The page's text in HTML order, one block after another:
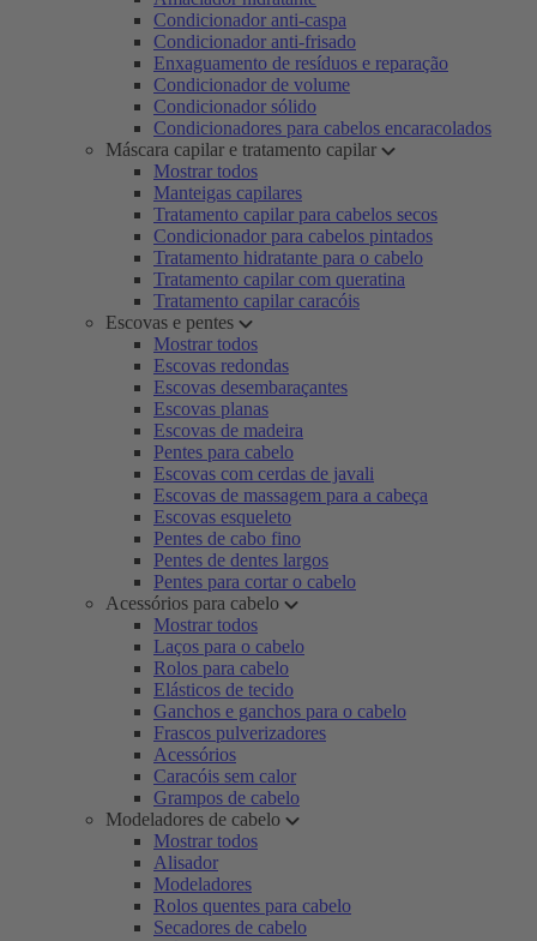
Condicionador anti-caspa
Condicionador anti-frisado
Enxaguamento de resíduos e reparação
Condicionador de volume
Condicionador sólido
Condicionadores para cabelos encaracolados
Máscara capilar e tratamento capilar
Mostrar todos
Manteigas capilares
Tratamento capilar para cabelos secos
Condicionador para cabelos pintados
Tratamento hidratante para o cabelo
Tratamento capilar com queratina
Tratamento capilar caracóis
Escovas e pentes
Mostrar todos
Escovas redondas
Escovas desembaraçantes
Escovas planas
Escovas de madeira
Pentes para cabelo
Escovas com cerdas de javali
Escovas de massagem para a cabeça
Escovas esqueleto
Pentes de cabo fino
Pentes de dentes largos
Pentes para cortar o cabelo
Acessórios para cabelo
Mostrar todos
Laços para o cabelo
Rolos para cabelo
Elásticos de tecido
Ganchos e ganchos para o cabelo
Frascos pulverizadores
Acessórios
Caracóis sem calor
Grampos de cabelo
Modeladores de cabelo
Mostrar todos
Alisador
Modeladores
Rolos quentes para cabelo
Secadores de cabelo